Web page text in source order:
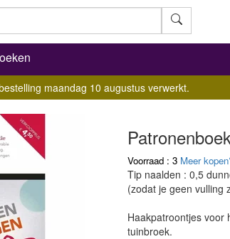
maandag 10 augustus verwerkt.
Voorraad : 3 Meer
Tip naalden : 0,5
(zodat je geen vulling
Haakpatroontjes voor
tuinbroek.